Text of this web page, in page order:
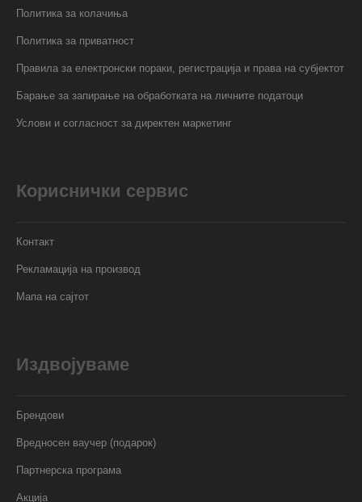
Политика за колачиња
Политика за приватност
Правила за електронски пораки, регистрација и права на субјектот
Барање за запирање на обработката на личните податоци
Услови и согласност за директен маркетинг
Кориснички сервис
Контакт
Рекламација на производ
Мапа на сајтот
Издвојуваме
Брендови
Вредносен ваучер (подарок)
Партнерска програма
Акција